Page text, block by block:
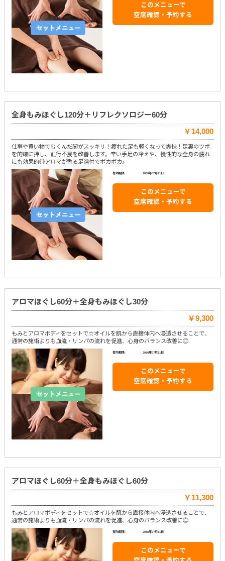
このメニューで
空席確認・予約する
全身もみほぐし120分＋リフレクソロジー60分
￥14,000
仕事や買い物でむくんだ脚がスッキリ！疲れた足も軽くなって爽快！足裏のツボ
を的確に押し、血行不良を改善します。辛い手足の冷えや、慢性的な全身の疲れ
にも効果的◎アロマが香る足浴付でポカポカ♪
有効期限: 2050年07月11日
このメニューで
空席確認・予約する
アロマほぐし60分＋全身もみほぐし30分
￥9,300
もみとアロマボディをセットで☆オイルを肌から直接体内へ浸透させることで、
通常の施術よりも血流・リンパの流れを促進、心身のバランス改善に◎
有効期限: 2050年07月11日
このメニューで
空席確認・予約する
アロマほぐし60分＋全身もみほぐし60分
￥11,300
もみとアロマボディをセットで☆オイルを肌から直接体内へ浸透させることで、
通常の施術よりも血流・リンパの流れを促進、心身のバランス改善に◎
有効期限: 2050年07月11日
このメニューで